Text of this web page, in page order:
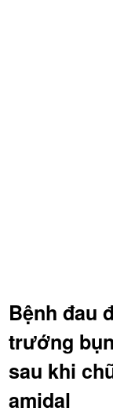
Bệnh đau
trướng
sau khi
amidal